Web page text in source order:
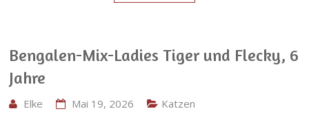
Bengalen-Mix-Ladies Tiger und Flecky, 6
Jahre
Elke Mai 19, 2026 Katzen